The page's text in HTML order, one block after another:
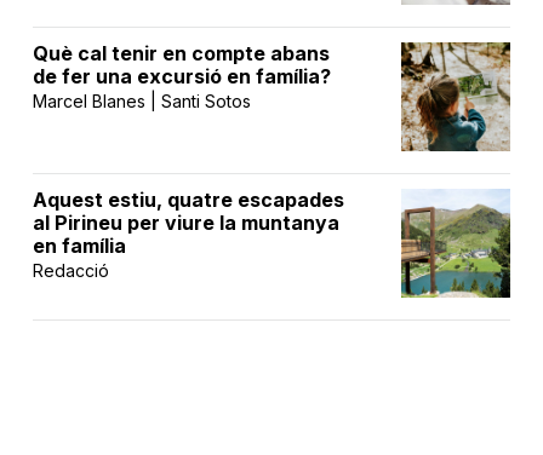
Què cal tenir en compte abans
de fer una excursió en família?
Marcel Blanes | Santi Sotos
Aquest estiu, quatre escapades
al Pirineu per viure la muntanya
en família
Redacció